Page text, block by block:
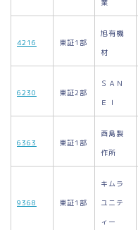
業
4216 東証1部
旭有機
材
6230 東証2部
ＳＡＮ
ＥＩ
6363 東証1部
酉島製
作所
9368 東証1部
キムラ
ユニテ
ィー